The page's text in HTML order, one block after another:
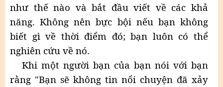
như thế nào và bắt đầu viết về các khả
năng. Không nên bực bội nếu bạn không
biết gì về thời điểm đó; bạn luôn có thể
nghiên cứu về nó.
Khi một người bạn của bạn nói với bạn
rằng "Bạn sẽ không tin nổi chuyện đã xảy